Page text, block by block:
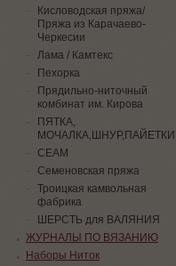
Кисловодская пряжа/
Пряжа из Карачаево-
Черкесии
Лама / Камтекс
Пехорка
Прядильно-ниточный
комбинат им. Кирова
ПЯТКА,
МОЧАЛКА,ШНУР,ПАЙЕТКИ
СЕАМ
Семеновская пряжа
Троицкая камвольная
фабрика
ШЕРСТЬ для ВАЛЯНИЯ
ЖУРНАЛЫ ПО ВЯЗАНИЮ
Наборы Ниток